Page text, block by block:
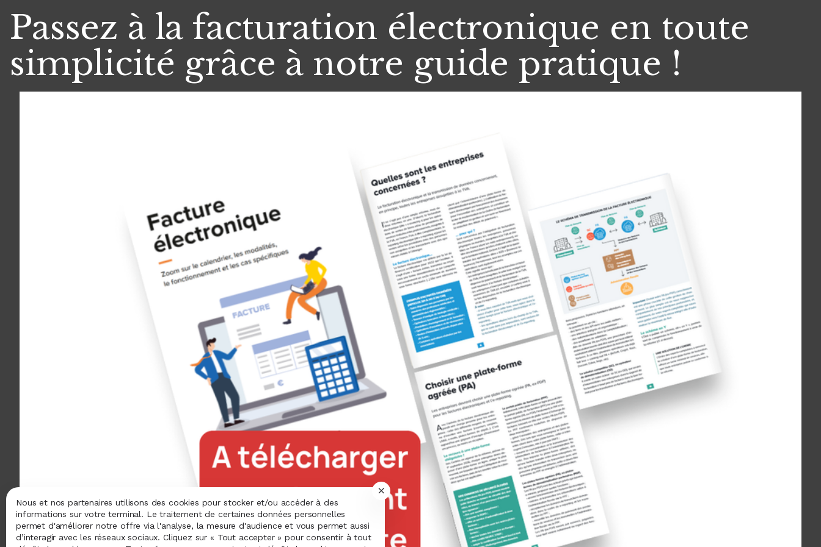
Passez à la facturation électronique en toute
simplicité grâce à notre guide pratique !
Nous et nos partenaires utilisons des cookies pour stocker et/ou accéder à des
informations sur votre terminal. Le traitement de certaines données personnelles
permet d'améliorer notre offre via l'analyse, la mesure d'audience et vous permet aussi
d’interagir avec les réseaux sociaux. Cliquez sur « Tout accepter » pour consentir à tout